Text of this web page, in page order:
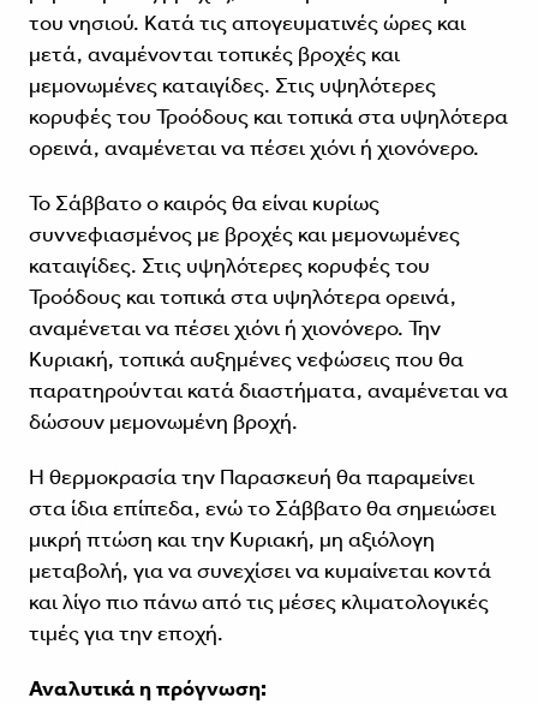
του νησιού. Κατά τις απογευματινές ώρες και
μετά, αναμένονται τοπικές βροχές και
μεμονωμένες καταιγίδες. Στις υψηλότερες
κορυφές του Τροόδους και τοπικά στα υψηλότερα
ορεινά, αναμένεται να πέσει χιόνι ή χιονόνερο.
Το Σάββατο ο καιρός θα είναι κυρίως
συννεφιασμένος με βροχές και μεμονωμένες
καταιγίδες. Στις υψηλότερες κορυφές του
Τροόδους και τοπικά στα υψηλότερα ορεινά,
αναμένεται να πέσει χιόνι ή χιονόνερο. Την
Κυριακή, τοπικά αυξημένες νεφώσεις που θα
παρατηρούνται κατά διαστήματα, αναμένεται να
δώσουν μεμονωμένη βροχή.
Η θερμοκρασία την Παρασκευή θα παραμείνει
στα ίδια επίπεδα, ενώ το Σάββατο θα σημειώσει
μικρή πτώση και την Κυριακή, μη αξιόλογη
μεταβολή, για να συνεχίσει να κυμαίνεται κοντά
και λίγο πιο πάνω από τις μέσες κλιματολογικές
τιμές για την εποχή.
Αναλυτικά η πρόγνωση: